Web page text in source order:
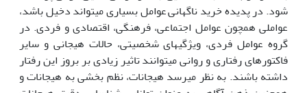
شود. در پدیده خرید ناگهانیعوامل بسیاری می­تواند دخیل باشد،
عواملی همچون عوامل اجتماعی، فرهنگی، اقتصادی و فردی. در
گروه عوامل فردی، ویژگی­های شخصیتی، حالات هیجانی و سایر
فاکتورهای رفتاری و روانی می­توانند تاثیر زیادی بر بروز این رفتار
داشته باشند. به نظر می­رسد هیجانات، نظم بخشی به هیجانات و